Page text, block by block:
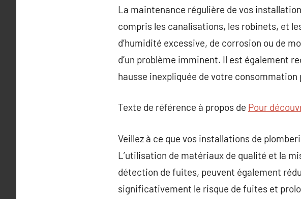
La maintenance régulière de vos
compris les canalisations, les robinets, et
d’humidité excessive, de corrosion ou de
d’un problème imminent. Il est également
hausse inexpliquée de votre
Texte de référence à propos de Pour
Veillez à ce que vos installations de
L’utilisation de matériaux de qualité et la
détection de fuites, peuvent également
significativement le risque de fuites et